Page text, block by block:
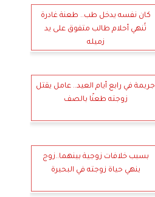
كان نفسه يدخل طب.. طعنة غادرة
تُنهي أحلام طالب متفوق على يد
زميله
جريمة في رابع أيام العيد.. عامل يقتل
زوجته طعنًا بالصف
بسبب خلافات زوجية بينهما..زوج
ينهي حياة زوجته في البحيرة